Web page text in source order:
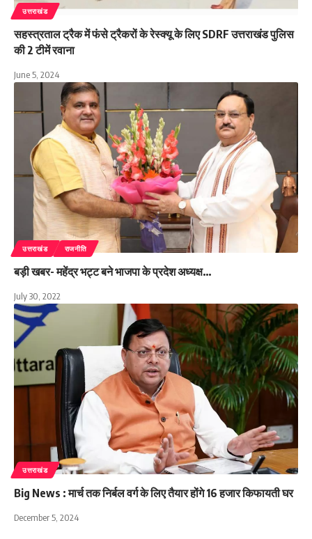
उत्तराखंड
सहस्त्रताल ट्रैक में फंसे ट्रैकरों के रेस्क्यू के लिए SDRF उत्तराखंड पुलिस
की 2 टीमें रवाना
June 5, 2024
उत्तराखंड राजनीति
बड़ी खबर- महेंद्र भट्ट बने भाजपा के प्रदेश अध्यक्ष…
July 30, 2022
उत्तराखंड
Big News : मार्च तक निर्बल वर्ग के लिए तैयार होंगे 16 हजार किफायती घर
December 5, 2024